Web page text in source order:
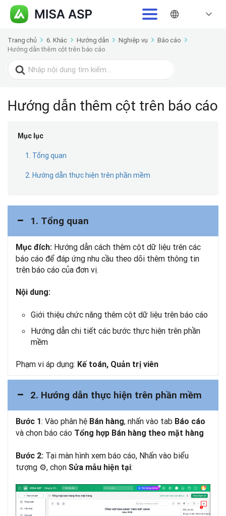
Trang chủ 6. Khác Hướng dẫn Nghiệp vụ
Báo cáo
Hướng dẫn thêm cột trên báo cáo
Search
for:
Hướng dẫn thêm cột trên báo cáo
Mục lục
1. Tổng quan
2. Hướng dẫn thực hiện trên phần mềm
1. Tổng quan
Mục đích: Hướng dẫn cách thêm cột dữ liệu trên các
báo cáo để đáp ứng nhu cầu theo dõi thêm thông tin
trên báo cáo của đơn vị.
Nội dung:
Giới thiệu chức năng thêm cột dữ liệu trên báo cáo
Hướng dẫn chi tiết các bước thực hiện trên phần
mềm
Phạm vi áp dụng: Kế toán, Quản trị viên
2. Hướng dẫn thực hiện trên phần mềm
Bước 1: Vào phân hệ Bán hàng, nhấn vào tab Báo cáo
và chọn báo cáo Tổng hợp Bán hàng theo mặt hàng
Bước 2: Tại màn hình xem báo cáo, Nhấn vào biểu
tượng ⚙, chọn Sửa mẫu hiện tại: